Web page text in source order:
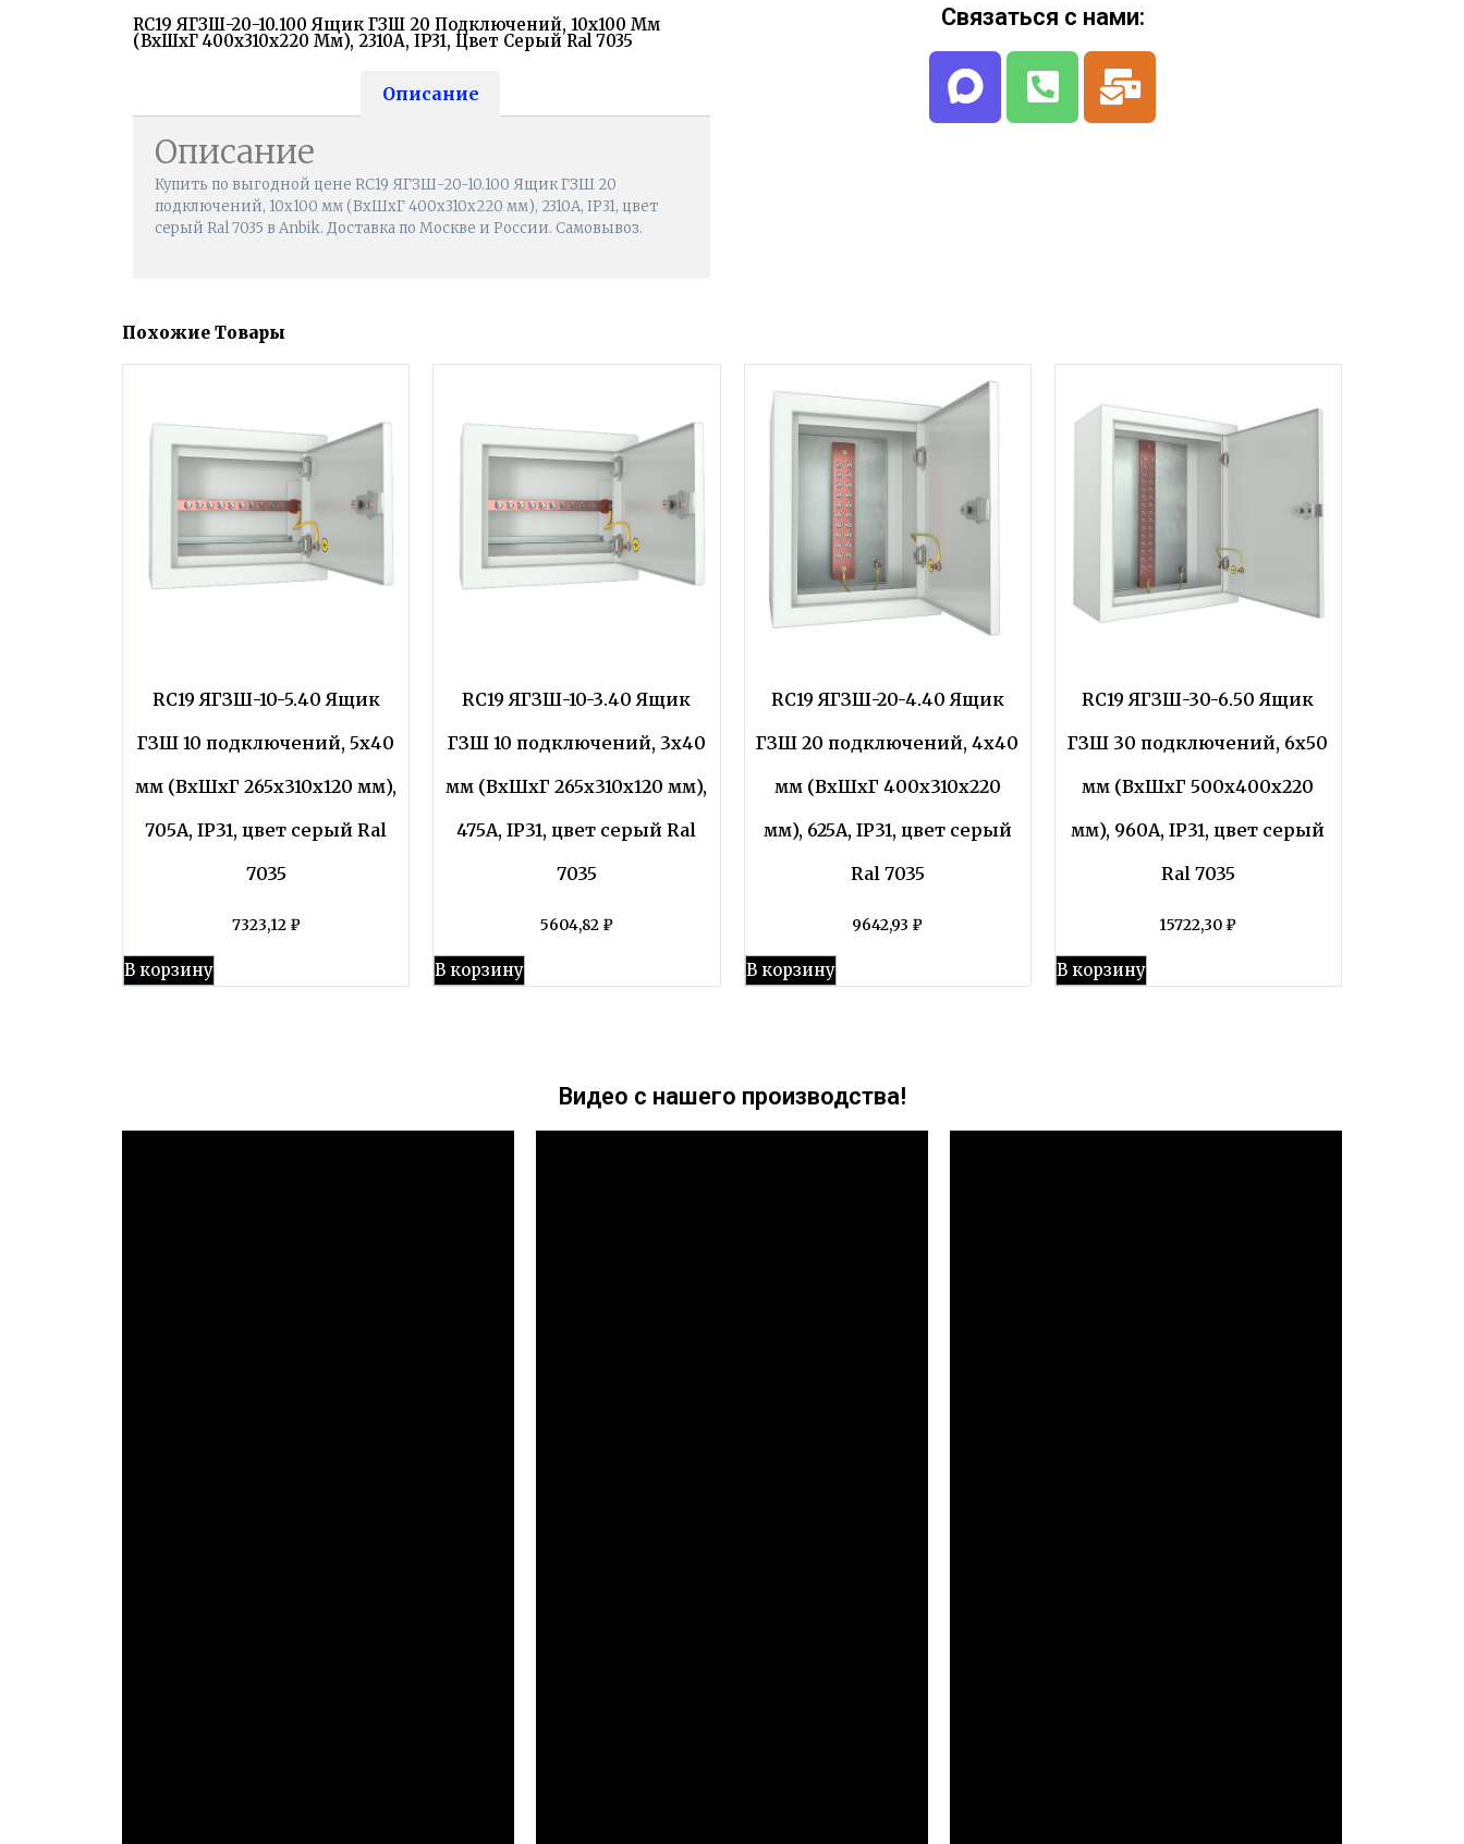
RC19 ЯГЗШ-20-10.100 Ящик ГЗШ 20 Подключений, 10х100 Мм
(ВхШхГ 400х310х220 Мм), 2310А, IP31, Цвет Серый Ral 7035
Описание
Описание
Купить по выгодной цене RC19 ЯГЗШ-20-10.100 Ящик ГЗШ 20
подключений, 10х100 мм (ВхШхГ 400х310х220 мм), 2310А, IP31, цвет
серый Ral 7035 в Anbik. Доставка по Москве и России. Самовывоз.
Связаться с нами:
Похожие Товары
RC19 ЯГЗШ-10-5.40 Ящик
ГЗШ 10 подключений, 5х40
мм (ВхШхГ 265х310х120 мм),
705А, IP31, цвет серый Ral
7035
7323,12 ₽
В корзину
RC19 ЯГЗШ-10-3.40 Ящик
ГЗШ 10 подключений, 3х40
мм (ВхШхГ 265х310х120 мм),
475А, IP31, цвет серый Ral
7035
5604,82 ₽
В корзину
RC19 ЯГЗШ-20-4.40 Ящик
ГЗШ 20 подключений, 4х40
мм (ВхШхГ 400х310х220
мм), 625А, IP31, цвет серый
Ral 7035
9642,93 ₽
В корзину
RC19 ЯГЗШ-30-6.50 Ящик
ГЗШ 30 подключений, 6х50
мм (ВхШхГ 500х400х220
мм), 960А, IP31, цвет серый
Ral 7035
15722,30 ₽
В корзину
Видео с нашего производства!